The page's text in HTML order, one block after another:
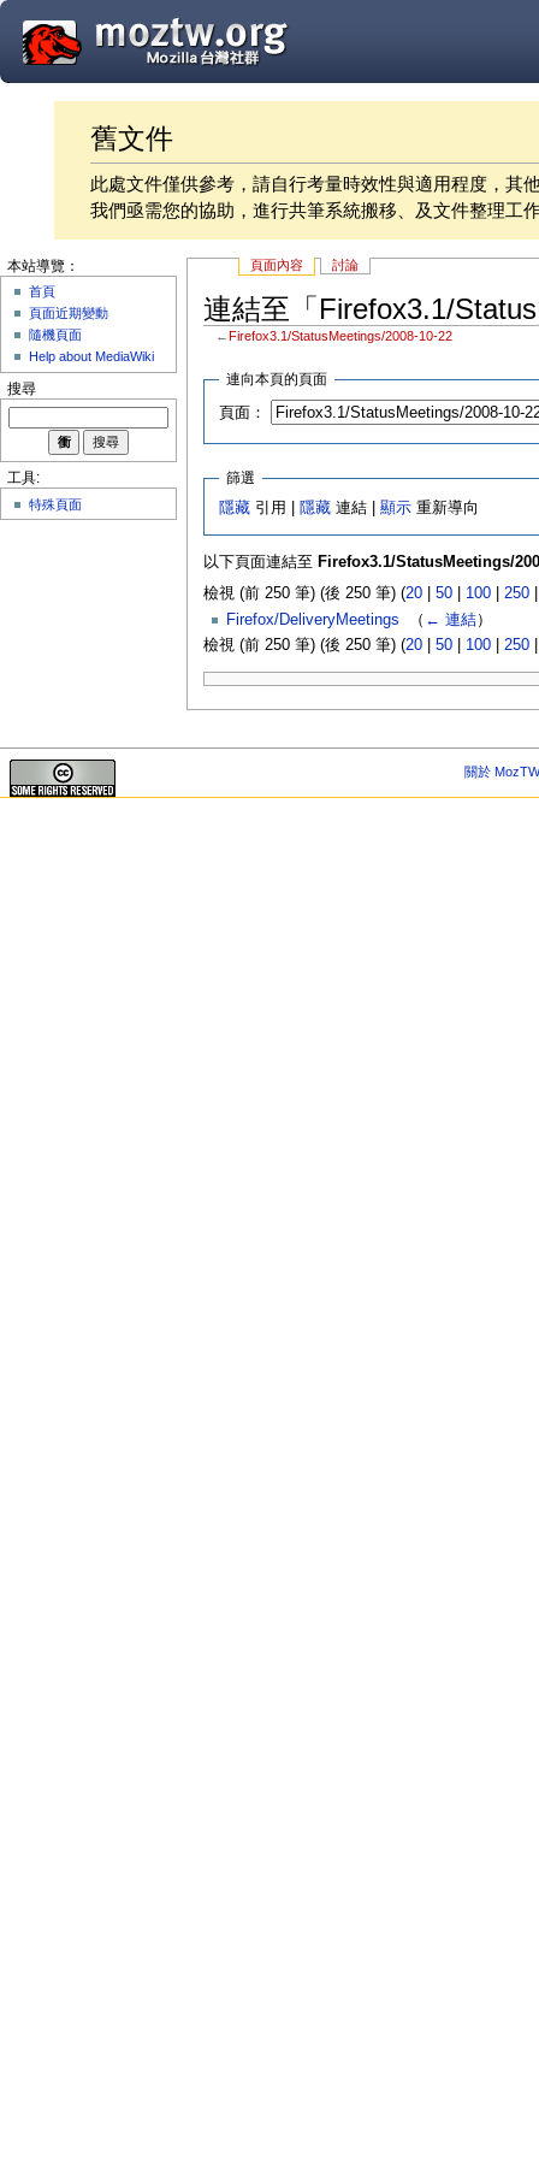
舊文件
此處文件僅供參考，請自行考量時效性與適用程度，其
我們亟需您的協助，進行共筆系統搬移、及文件整理工
頁面內容 討論
連結至「Firefox3.1/
← Firefox3.1/StatusMeetings/2008-10-22
連向本頁的頁面
頁面：
篩選
隱藏 引用 | 隱藏 連結 |顯示 重新導向
以下頁面連結至 Firefox3.1/StatusMeetings/
檢視 (前 250 筆) (後 250 筆) (20| 50| 100| 250
Firefox/DeliveryMeetings
（ ← 連結）
檢視 (前 250 筆) (後 250 筆) (20| 50| 100| 250
本站導覽：
首頁
頁面近期變動
隨機頁面
Help about MediaWiki
搜尋
工具:
特殊頁面
關於